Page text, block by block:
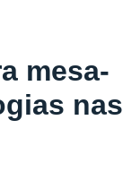
mesa-
nas